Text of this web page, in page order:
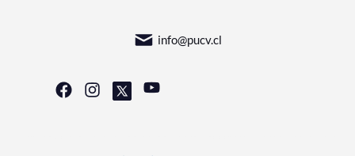
info@pucv.cl